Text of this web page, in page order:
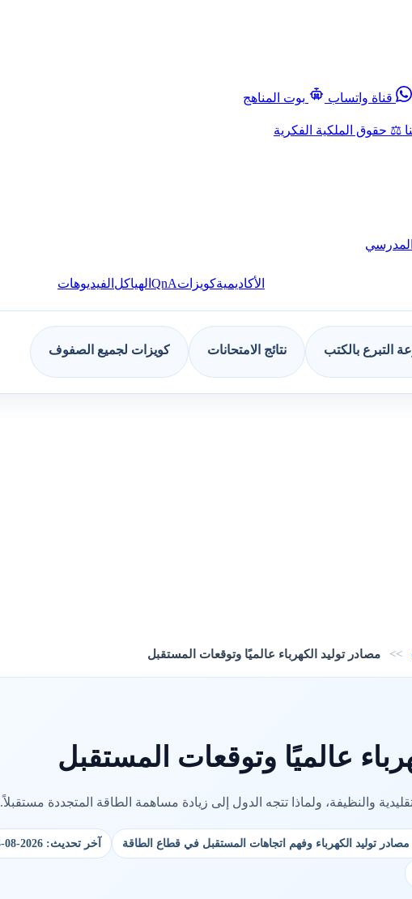
قناة واتساب
بوت المناهج
⚖️ حقوق الملكية الفكرية
المدرسي
الأكاديميةكويزاتQnA الهياكل الفيديوهات
التبرع بالكتب نتائج الامتحانات كويزات لجميع الصفوف
>> مصادر توليد الكهرباء عالميًا وتوقعات المستقبل
عالميًا وتوقعات المستقبل
والنظيفة، ولماذا تتجه الدول إلى زيادة مساهمة الطاقة المتجددة مستقبلاً.
مصادر توليد الكهرباء وفهم اتجاهات المستقبل في قطاع الطاقة آخر تحديث: 2026-08-04